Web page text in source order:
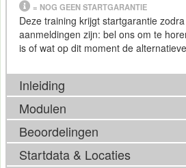
= NOG GEEN STARTGARANTIE
Deze training krijgt startgarantie
aanmeldingen zijn: bel ons om te
is of wat op dit moment de
Inleiding
Gitlab is een compleet
developmentprocessen, CI/CD
volledig kunt plannen, beheren en
standaard integratie van DevOps
Modulen
Tijdens de Training Gitlab
onderstaande onderwerpen aan bod.
ontwikkelingen op het vakgebied, kan
Beoordelingen
Anouk Veldhuis
Startdata & Locaties